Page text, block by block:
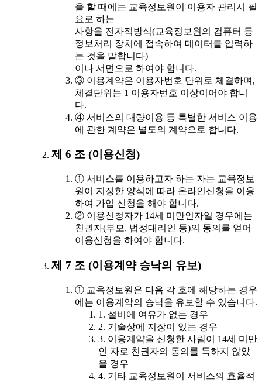
을 할 때에는 교육정보원이 이용자 관리시 필
요로 하는
사항을 전자적방식(교육정보원의 컴퓨터 등
정보처리 장치에 접속하여 데이터를 입력하
는 것을 말합니다)
이나 서면으로 하여야 합니다.
③ 이용계약은 이용자번호 단위로 체결하며,
체결단위는 1 이용자번호 이상이어야 합니
다.
④ 서비스의 대량이용 등 특별한 서비스 이용
에 관한 계약은 별도의 계약으로 합니다.
제 6 조 (이용신청)
① 서비스를 이용하고자 하는 자는 교육정보
원이 지정한 양식에 따라 온라인신청을 이용
하여 가입 신청을 해야 합니다.
② 이용신청자가 14세 미만인자일 경우에는
친권자(부모, 법정대리인 등)의 동의를 얻어
이용신청을 하여야 합니다.
제 7 조 (이용계약 승낙의 유보)
① 교육정보원은 다음 각 호에 해당하는 경우
에는 이용계약의 승낙을 유보할 수 있습니다.
1. 설비에 여유가 없는 경우
2. 기술상에 지장이 있는 경우
3. 이용계약을 신청한 사람이 14세 미만
인 자로 친권자의 동의를 득하지 않았
을 경우
4. 기타 교육정보원이 서비스의 효율적